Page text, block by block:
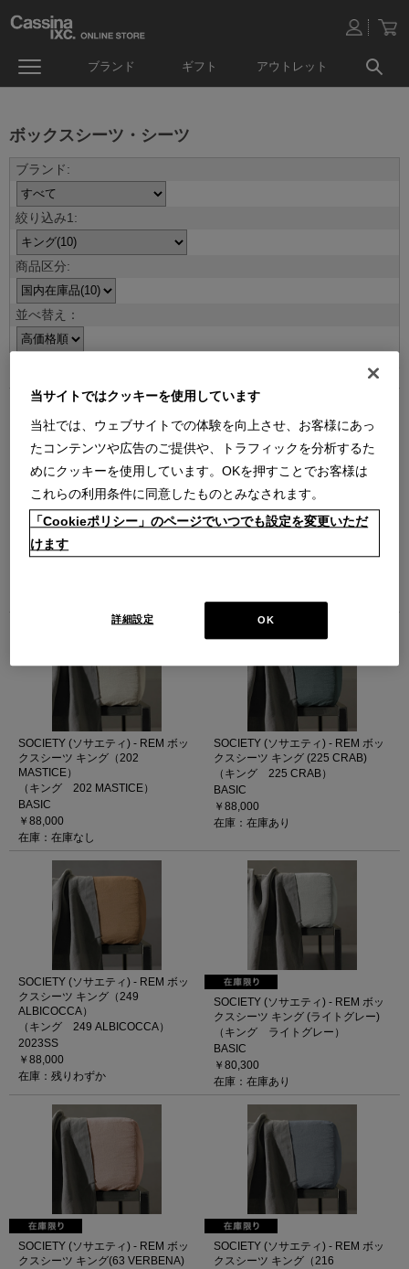
ブランド ギフト アウトレット
ボックスシーツ・シーツ
並べ替え：
件あります
SOCIETY (ソサエティ) - REM ボッ
（キング ホワイト）
SOCIETY (ソサエティ) - REM ボッ
在庫：在庫あり
SOCIETY (ソサエティ) - REM ボッ
クスシーツ キング（202
MASTICE）
（キング 202 MASTICE）
BASIC
￥88,000
在庫：在庫なし
SOCIETY (ソサエティ) - REM ボッ
クスシーツ キング (225 CRAB)
（キング 225 CRAB）
BASIC
￥88,000
在庫：在庫あり
SOCIETY (ソサエティ) - REM ボッ
クスシーツ キング（249
ALBICOCCA）
（キング 249 ALBICOCCA）
2023SS
￥88,000
在庫：残りわずか
SOCIETY (ソサエティ) - REM ボッ
クスシーツ キング (ライトグレー)
（キング ライトグレー）
BASIC
￥80,300
在庫：在庫あり
SOCIETY (ソサエティ) - REM ボッ
クスシーツ キング(63 VERBENA)
SOCIETY (ソサエティ) - REM ボッ
クスシーツ キング（216
当サイトではクッキーを使用しています
当社では、ウェブサイトでの体験を向上させ、お客様にあっ
たコンテンツや広告のご提供や、トラフィックを分析するた
めにクッキーを使用しています。OKを押すことでお客様は
これらの利用条件に同意したものとみなされます。
「Cookieポリシー」のページでいつでも設定を変更いただ
けます
OK
詳細設定